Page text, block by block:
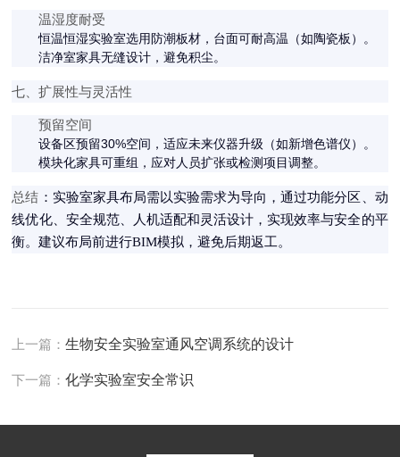
温湿度耐受
恒温恒湿实验室选用防潮板材，台面可耐高温（如陶瓷板）。
洁净室家具无缝设计，避免积尘。
七、扩展性与灵活性
预留空间
设备区预留30%空间，适应未来仪器升级（如新增色谱仪）。
模块化家具可重组，应对人员扩张或检测项目调整。
总结 ：实验室家具布局需以实验需求为导向，通过功能分区、动
线优化、安全规范、人机适配和灵活设计，实现效率与安全的平
衡。建议布局前进行BIM模拟，避免后期返工。
上一篇：生物安全实验室通风空调系统的设计
下一篇：化学实验室安全常识